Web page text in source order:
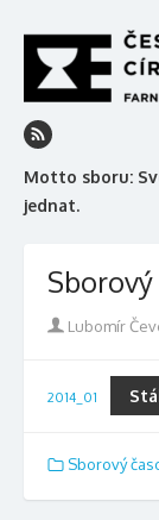
to
content
Motto sboru:
jednat.
Sborový
Author
Lubomír
2014_01
Sborový